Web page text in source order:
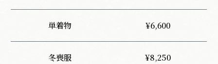
単着物 ¥6,600
冬喪服 ¥8,250